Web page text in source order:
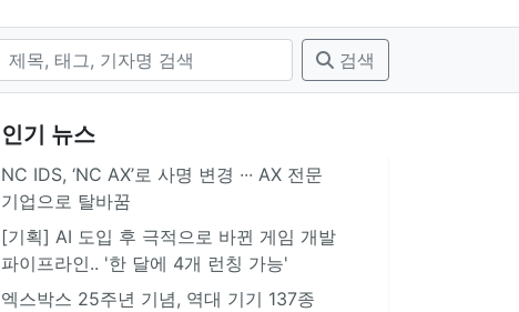
검색
인기 뉴스
NC IDS, ‘NC AX’로 사명 변경 ∙∙∙ AX 전문
기업으로 탈바꿈
[기획] AI 도입 후 극적으로 바뀐 게임 개발
파이프라인.. '한 달에 4개 런칭 가능'
엑스박스 25주년 기념, 역대 기기 137종